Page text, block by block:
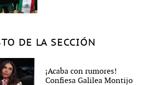
DE LA SECCIÓN
¡Acaba con rumores!
Confiesa Galilea Montijo